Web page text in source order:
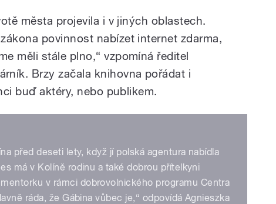
města projevila i v jiných oblastech.
povinnost nabízet internet zdarma,
měli stále plno,“ vzpomíná ředitel
Brzy začala knihovna pořádat i
buď aktéry, nebo publikem.
před deseti lety, když jí polská agentura nabídla
má v Kolíně rodinu a také dobrou přítelkyni
v rámci dobrovolnického programu Centra
ráda, že Gábina vůbec je,“ odpovídá Agnieszka